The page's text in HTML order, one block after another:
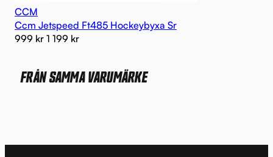
CCM
Ccm Jetspeed Ft485 Hockeybyxa Sr
999 kr 1 199 kr
FRÅN SAMMA VARUMÄRKE